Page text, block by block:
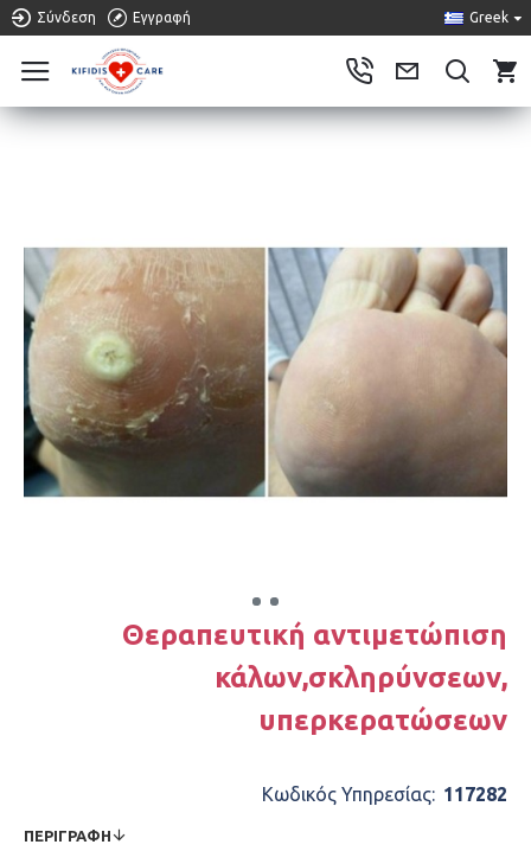
Σύνδεση Εγγραφή Greek
Θεραπευτική αντιμετώπιση
κάλων,σκληρύνσεων,
υπερκερατώσεων
Κωδικός Υπηρεσίας: 117282
ΠΕΡΙΓΡΑΦΉ